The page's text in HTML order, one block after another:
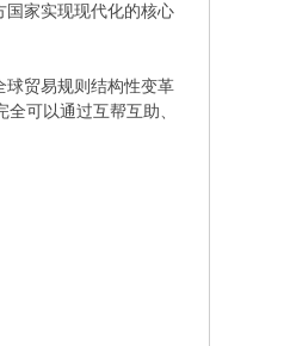
国家实现现代化的核心
球贸易规则结构性变革
可以通过互帮互助、